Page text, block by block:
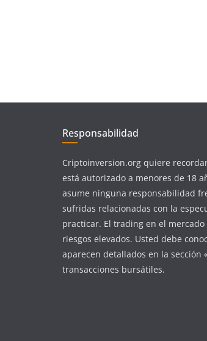
Responsabilidad
Criptoinversion.org quiere
está autorizado a menores de 18
asume ninguna responsabilidad
sufridas relacionadas con la
practicar. El trading en el
riesgos elevados. Usted debe
aparecen detallados en la sección
transacciones bursátiles.